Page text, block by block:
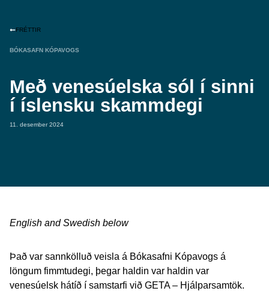
FRÉTTIR
BÓKASAFN KÓPAVOGS
Með venesúelska sól í sinni
í íslensku skammdegi
11. desember 2024
English and Swedish below
Það var sannkölluð veisla á Bókasafni Kópavogs á
löngum fimmtudegi, þegar haldin var haldin var
venesúelsk hátíð í samstarfi við GETA – Hjálparsamtök.